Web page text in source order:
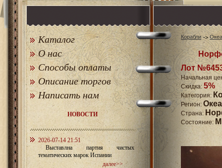
Каталог
О нас
Способы оплаты
Описание торгов
Написать нам
НОВОСТИ
2026-07-14 21:51
Выставлна партия чистых
тематических марок Испании
далее>>
Корабли
Лот
Начальная
Скидка: 5%
Категория:
Регион:
Страна:
Состояние: